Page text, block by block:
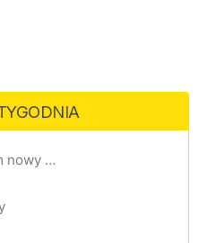
Spider-Man. Całkiem nowy dzień